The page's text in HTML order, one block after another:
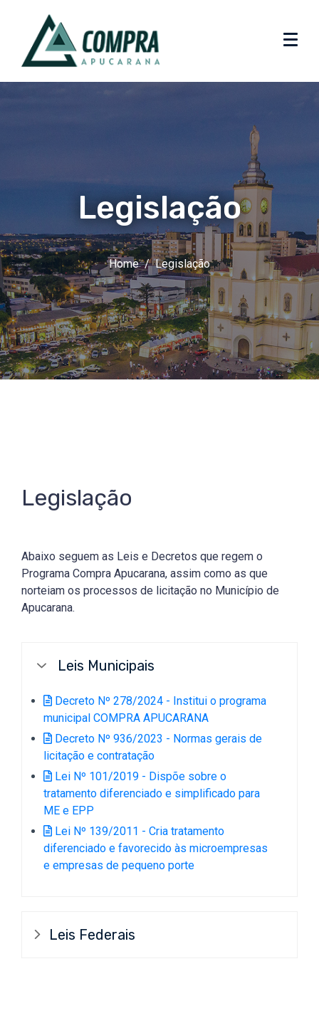
Legislação
Home Legislação
Legislação
Abaixo seguem as Leis e Decretos que regem o
Programa Compra Apucarana, assim como as que
norteiam os processos de licitação no Município de
Apucarana.
Leis Municipais
Decreto Nº 278/2024 - Institui o programa
municipal COMPRA APUCARANA
Decreto Nº 936/2023 - Normas gerais de
licitação e contratação
Lei Nº 101/2019 - Dispõe sobre o
tratamento diferenciado e simplificado para
ME e EPP
Lei Nº 139/2011 - Cria tratamento
diferenciado e favorecido às microempresas
e empresas de pequeno porte
Leis Federais